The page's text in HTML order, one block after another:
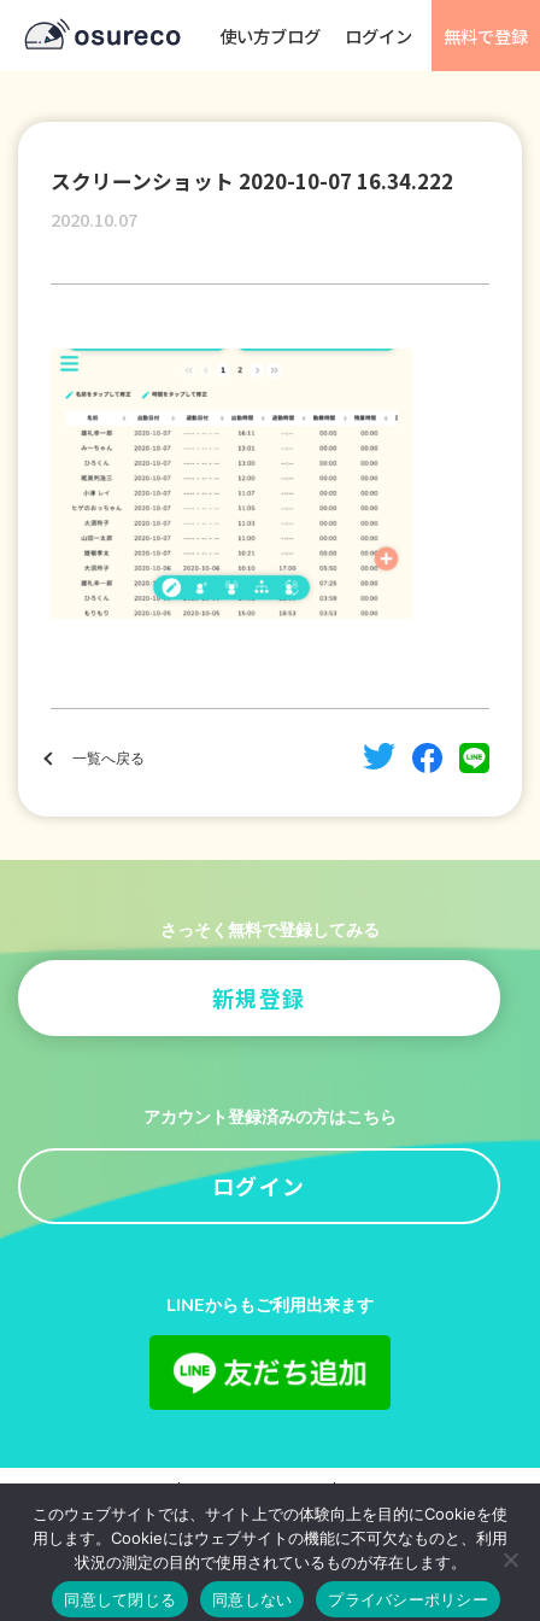
使い方ブログ ログイン 無料で登録
スクリーンショット 2020-10-07 16.34.222
2020.10.07
一覧へ戻る
さっそく無料で登録してみる
新規登録
アカウント登録済みの方はこちら
ログイン
LINEからもご利用出来ます
© 2020-2026juliajapan.Inc.All Rights Reserved.
このサイトはreCAPTCHAによって保護されており、Googleの
プライバシー
ポリシーと利用規約 が適用されます。
このウェブサイトでは、サイト上での体験向上を目的にCookieを使
用します。Cookieにはウェブサイトの機能に不可欠なものと、利用
状況の測定の目的で使用されているものが存在します。
同意して閉じる
同意しない プライバシーポリシー